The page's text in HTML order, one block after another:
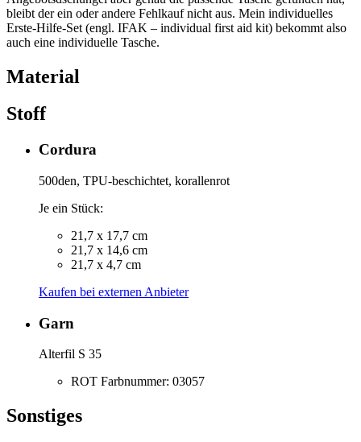
bleibt der ein oder andere Fehlkauf nicht aus. Mein individuelles
Erste-Hilfe-Set (engl. IFAK – individual first aid kit) bekommt also
auch eine individuelle Tasche.
Material
Stoff
Cordura
500den, TPU-beschichtet, korallenrot
Je ein Stück:
21,7 x 17,7 cm
21,7 x 14,6 cm
21,7 x 4,7 cm
Kaufen bei externen Anbieter
Garn
Alterfil S 35
ROT Farbnummer: 03057
Sonstiges